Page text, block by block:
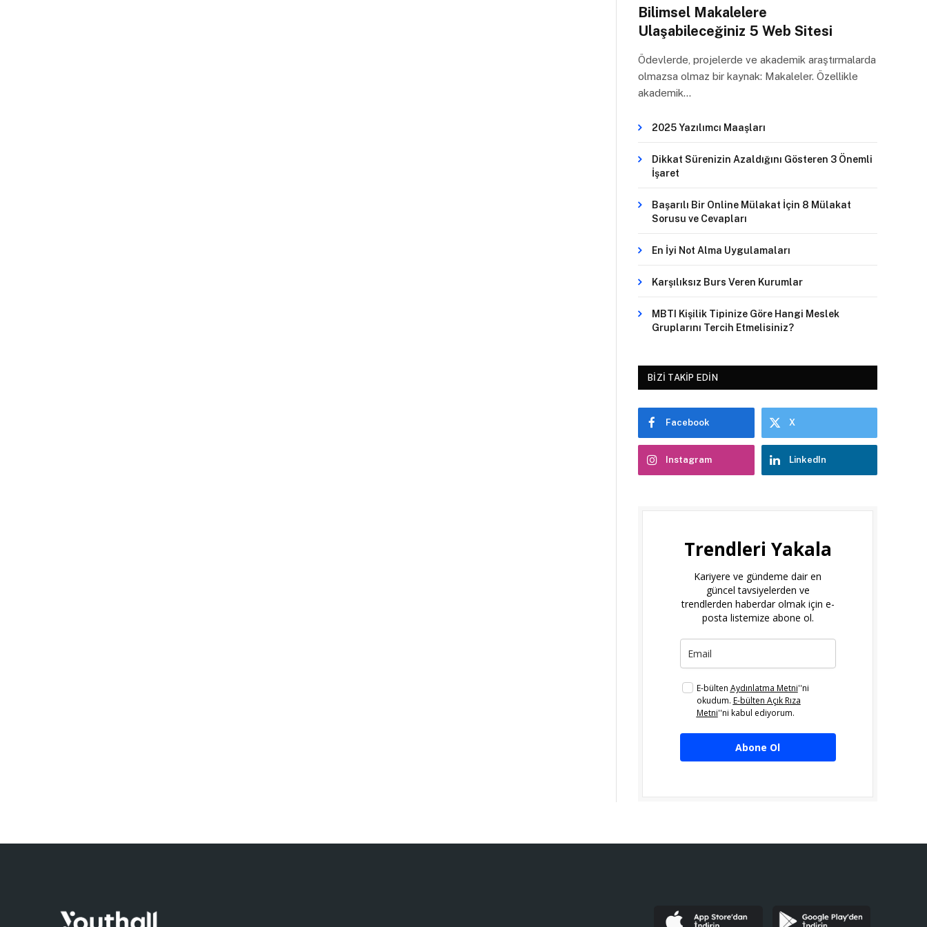
Bilimsel Makalelere
Ulaşabileceğiniz 5 Web Sitesi
Ödevlerde, projelerde ve akademik araştırmalarda
olmazsa olmaz bir kaynak: Makaleler. Özellikle
akademik…
2025 Yazılımcı Maaşları
Dikkat Sürenizin Azaldığını Gösteren 3 Önemli
İşaret
Başarılı Bir Online Mülakat İçin 8 Mülakat
Sorusu ve Cevapları
En İyi Not Alma Uygulamaları
Karşılıksız Burs Veren Kurumlar
MBTI Kişilik Tipinize Göre Hangi Meslek
Gruplarını Tercih Etmelisiniz?
BIZI TAKIP EDIN
Facebook X
Instagram LinkedIn
Trendleri Yakala
Kariyere ve gündeme dair en
güncel tavsiyelerden ve
trendlerden haberdar olmak için e-
posta listemize abone ol.
E-bülten Aydınlatma Metni''ni
okudum. E-bülten Açık Rıza
Metni''ni kabul ediyorum.
Abone Ol